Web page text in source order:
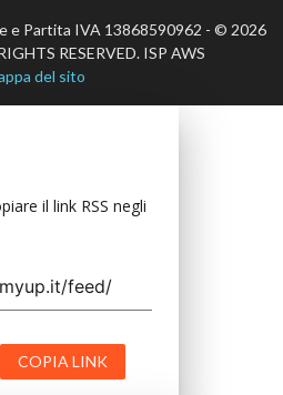
e Partita IVA 13868590962 - © 2026
RESERVED. ISP AWS
del sito
il link RSS negli
COPIA LINK